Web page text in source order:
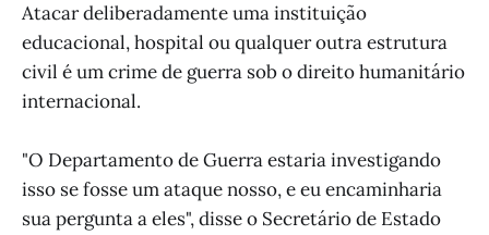
Atacar deliberadamente uma instituição
educacional, hospital ou qualquer outra estrutura
civil é um crime de guerra sob o direito humanitário
internacional.
"O Departamento de Guerra estaria investigando
isso se fosse um ataque nosso, e eu encaminharia
sua pergunta a eles", disse o Secretário de Estado